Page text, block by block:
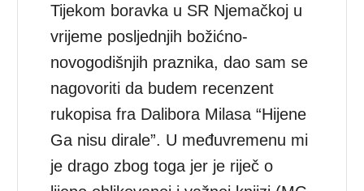
Tijekom boravka u SR Njemačkoj u
vrijeme posljednjih božićno-
novogodišnjih praznika, dao sam se
nagovoriti da budem recenzent
rukopisa fra Dalibora Milasa “Hijene
Ga nisu dirale”. U međuvremenu mi
je drago zbog toga jer je riječ o